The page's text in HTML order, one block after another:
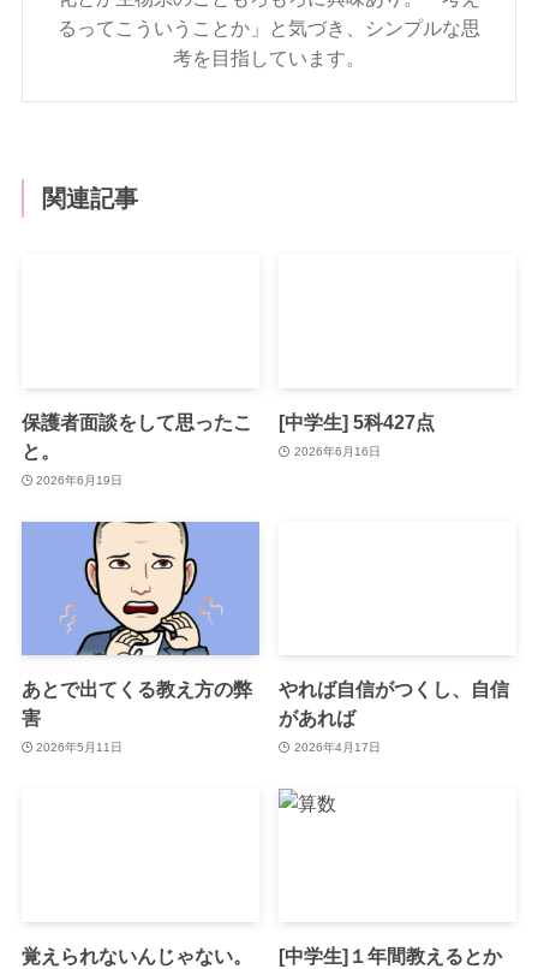
るってこういうことか」と気づき、シンプルな思
考を目指しています。
関連記事
保護者面談をして思ったこ
と。
2026年6月19日
[中学生] 5科427点
2026年6月16日
あとで出てくる教え方の弊
害
2026年5月11日
やれば自信がつくし、自信
があれば
2026年4月17日
覚えられないんじゃない。
[中学生]１年間教えるとか